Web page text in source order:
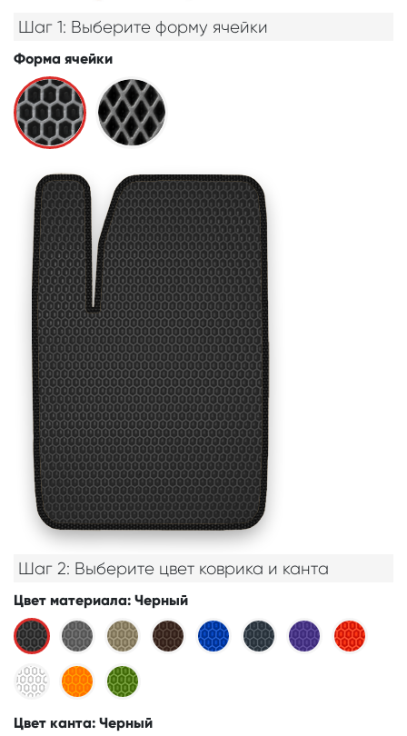
Шаг 1: Выберите форму ячейки
Форма ячейки
Шаг 2: Выберите цвет коврика и канта
Цвет материала: Черный
Цвет канта: Черный